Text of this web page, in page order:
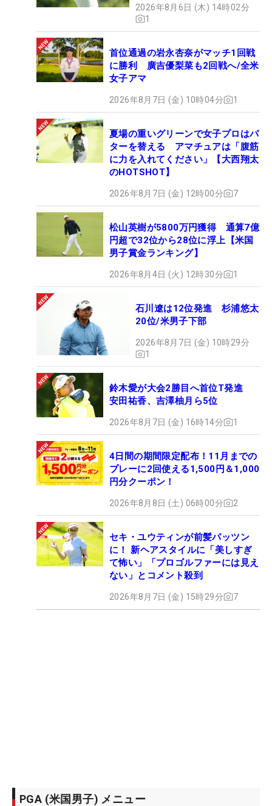
2026年8月6日 (木) 14時02分
1
首位通過の岩永杏奈がマッチ1回戦
に勝利 廣吉優梨菜も2回戦へ/全米
女子アマ
2026年8月7日 (金) 10時04分 1
夏場の重いグリーンで女子プロはパ
ターを替える アマチュアは「腹筋
に力を入れてください」【大西翔太
のHOTSHOT】
2026年8月7日 (金) 12時00分 7
松山英樹が5800万円獲得 通算7億
円超で32位から28位に浮上【米国
男子賞金ランキング】
2026年8月4日 (火) 12時30分 1
石川遼は12位発進 杉浦悠太
20位/米男子下部
2026年8月7日 (金) 10時29分
1
鈴木愛が大会2勝目へ首位T発進
安田祐香、吉澤柚月ら5位
2026年8月7日 (金) 16時14分 1
4日間の期間限定配布！11月までの
プレーに2回使える1,500円＆1,000
円分クーポン！
2026年8月8日 (土) 06時00分 2
セキ・ユウティンが前髪パッツン
に！ 新ヘアスタイルに「美しすぎ
て怖い」「プロゴルファーには見え
ない」とコメント殺到
2026年8月7日 (金) 15時29分 7
PGA (米国男子) メニュー